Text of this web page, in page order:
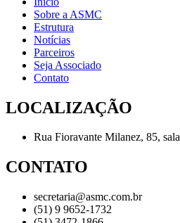
Sobre a ASMC
Estrutura
Notícias
Parceiros
Seja Associado
Contato
LOCALIZAÇÃO
Rua Fioravante Milanez, 85,
CONTATO
secretaria@asmc.com.br
(51) 9 9652-1732